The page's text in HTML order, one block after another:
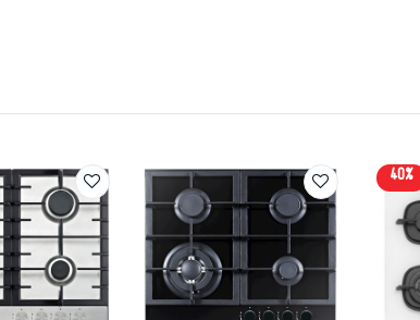
40%